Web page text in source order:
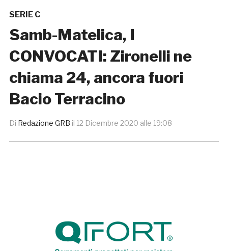
SERIE C
Samb-Matelica, I
CONVOCATI: Zironelli ne
chiama 24, ancora fuori
Bacio Terracino
Di Redazione GRB il 12 Dicembre 2020 alle 19:08